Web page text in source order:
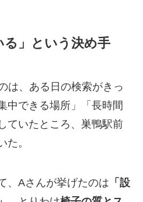
る」という決め手
は、ある日の検索がきっ
中できる場所」「長時間
ていたところ、巣鴨駅前
た。
、Aさんが挙げたのは 「設